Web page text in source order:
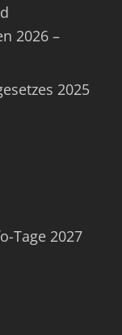
2026 –
2025
Tage 2027